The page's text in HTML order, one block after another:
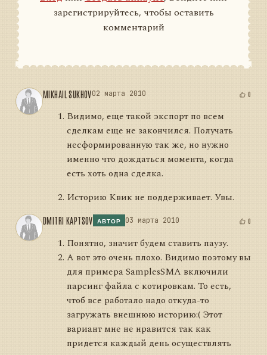
зарегистрируйтесь, чтобы оставить
комментарий
MIKHAIL SUKHOV02 марта 2010 0
Видимо, еще такой экспорт по всем
сделкам еще не закончился. Получать
несформированную так же, но нужно
именно что дождаться момента, когда
есть хоть одна сделка.
Историю Квик не поддерживает. Увы.
DMITRI KAPTSOV АВТОР 03 марта 2010 0
Понятно, значит будем ставить паузу.
А вот это очень плохо. Видимо поэтому вы
для примера SamplesSMA включили
парсинг файла с котировкам. То есть,
чтоб все работало надо откуда-то
загружать внешнюю историю:( Этот
вариант мне не нравится так как
придется каждый день осуществлять